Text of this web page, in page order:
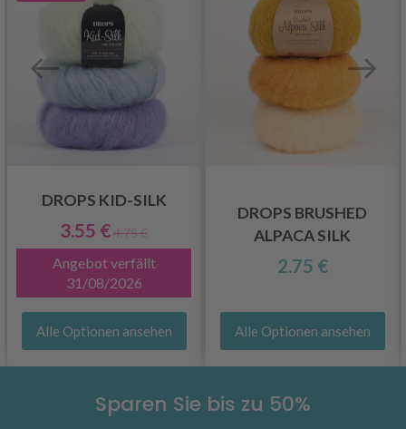
DROPS KID-SILK
3.55 €4.75 €
Angebot verfällt
31/08/2026
Alle Optionen ansehen
DROPS BRUSHED
ALPACA SILK
2.75 €
Alle Optionen ansehen
Sparen Sie bis zu 50%